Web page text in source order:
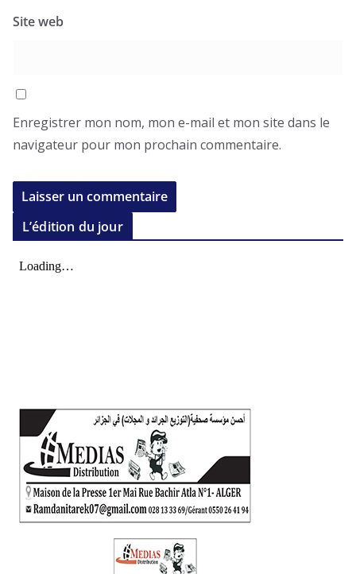
Site web
Enregistrer mon nom, mon e-mail et mon site dans le
navigateur pour mon prochain commentaire.
L’édition du jour